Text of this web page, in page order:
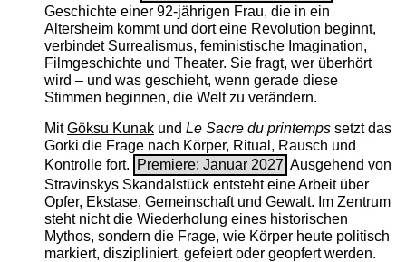
Geschichte einer 92-jährigen Frau, die in ein
Altersheim kommt und dort eine Revolution beginnt,
verbindet Surrealismus, feministische Imagination,
Filmgeschichte und Theater. Sie fragt, wer überhört
wird – und was geschieht, wenn gerade diese
Stimmen beginnen, die Welt zu verändern.
MitGöksu Kunakund Le Sacre du printempssetzt das
Gorki die Frage nach Körper, Ritual, Rausch und
Kontrolle fort.
Premiere: Januar 2027 Ausgehend von
Stravinskys Skandalstück entsteht eine Arbeit über
Opfer, Ekstase, Gemeinschaft und Gewalt. Im Zentrum
steht nicht die Wiederholung eines historischen
Mythos, sondern die Frage, wie Körper heute politisch
markiert, diszipliniert, gefeiert oder geopfert werden.